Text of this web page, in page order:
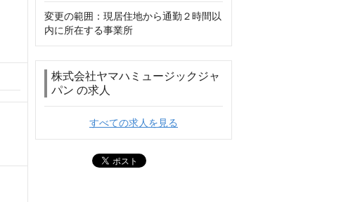
変更の範囲：現居住地から通勤２時間以
内に所在する事業所
株式会社ヤマハミュージックジャ
パン の求人
すべての求人を見る